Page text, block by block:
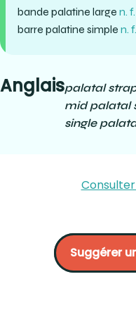
bande palatine large n. f.
barre palatine simple n. f.
Anglaispalatal
mid palatal
single
prothèses partielles
HÉBERT Guimond,
amovible en médecine
Suggérer